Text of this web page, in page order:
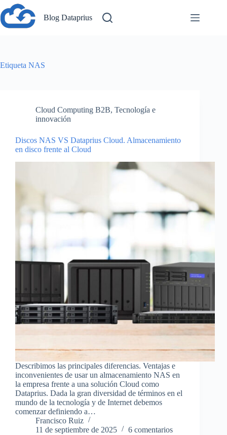
Saltar
al
contenido
Blog Dataprius
Etiqueta NAS
Cloud Computing B2B, Tecnología e
innovación
Discos NAS VS Dataprius Cloud. Almacenamiento
en disco frente al Cloud
Describimos las principales diferencias. Ventajas e
inconvenientes de usar un almacenamiento NAS en
la empresa frente a una solución Cloud como
Dataprius. Dada la gran diversidad de términos en el
mundo de la tecnología y de Internet debemos
comenzar definiendo a…
Francisco Ruiz
11 de septiembre de 2025
6 comentarios